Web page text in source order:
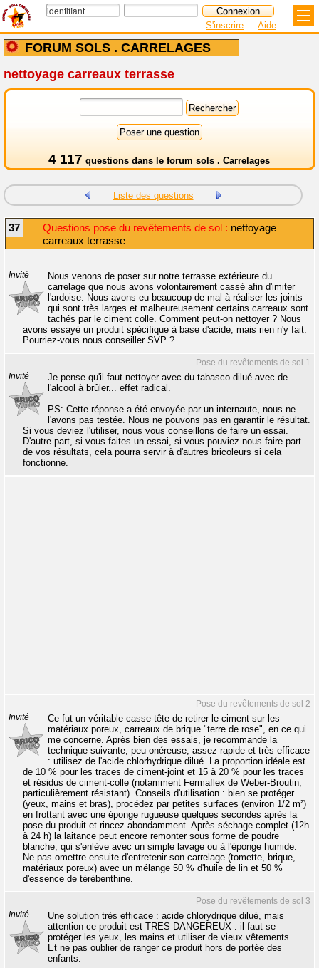
FORUM SOLS . CARRELAGES
S'inscrire Aide
nettoyage carreaux terrasse
4 117 questions dans le forum sols . Carrelages
Liste des questions
37 Questions pose du revêtements de sol : nettoyage
carreaux terrasse
Invité
Nous venons de poser sur notre terrasse extérieure du
carrelage que nous avons volontairement cassé afin d'imiter
l'ardoise. Nous avons eu beaucoup de mal à réaliser les joints
qui sont très larges et malheureusement certains carreaux sont
tachés par le ciment colle. Comment peut-on nettoyer ? Nous
avons essayé un produit spécifique à base d'acide, mais rien n'y fait.
Pourriez-vous nous conseiller SVP ?
Pose du revêtements de sol 1
Invité
Je pense qu'il faut nettoyer avec du tabasco dilué avec de
l'alcool à brûler... effet radical.
PS: Cette réponse a été envoyée par un internaute, nous ne
l'avons pas testée. Nous ne pouvons pas en garantir le résultat.
Si vous deviez l'utiliser, nous vous conseillons de faire un essai.
D'autre part, si vous faites un essai, si vous pouviez nous faire part
de vos résultats, cela pourra servir à d'autres bricoleurs si cela
fonctionne.
Pose du revêtements de sol 2
Invité
Ce fut un véritable casse-tête de retirer le ciment sur les
matériaux poreux, carreaux de brique "terre de rose", en ce qui
me concerne. Après bien des essais, je recommande la
technique suivante, peu onéreuse, assez rapide et très efficace
: utilisez de l'acide chlorhydrique dilué. La proportion idéale est
de 10 % pour les traces de ciment-joint et 15 à 20 % pour les traces
et résidus de ciment-colle (notamment Fermaflex de Weber-Broutin,
particulièrement résistant). Conseils d'utilisation : bien se protéger
(yeux, mains et bras), procédez par petites surfaces (environ 1/2 m²)
en frottant avec une éponge rugueuse quelques secondes après la
pose du produit et rincez abondamment. Après séchage complet (12h
à 24 h) la laitance peut encore remonter sous forme de poudre
blanche, qui s'enlève avec un simple lavage ou à l'éponge humide.
Ne pas omettre ensuite d'entretenir son carrelage (tomette, brique,
matériaux poreux) avec un mélange 50 % d'huile de lin et 50 %
d'essence de térébenthine.
Pose du revêtements de sol 3
Invité
Une solution très efficace : acide chlorydrique dilué, mais
attention ce produit est TRES DANGEREUX : il faut se
protéger les yeux, les mains et utiliser de vieux vêtements.
Et ne pas oublier de ranger ce produit hors de portée des
enfants.